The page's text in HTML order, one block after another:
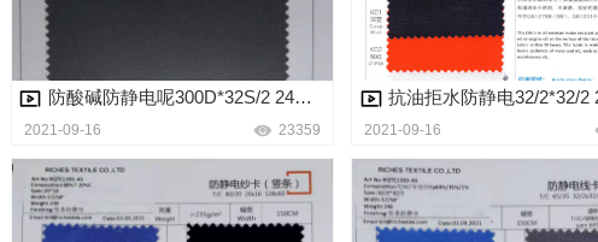
防酸碱防静电呢300D*32S/2 240克面料
2021-09-16 23359 2021-09-16